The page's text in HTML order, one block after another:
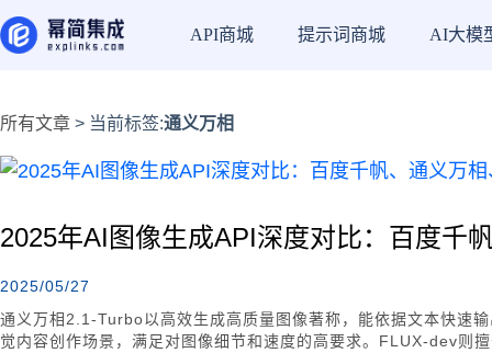
API商城 提示词商城 AI大模
所有文章 > 当前标签:通义万相
2025年AI图像生成API深度对比：百度千
2025/05/27
通义万相2.1-Turbo以高效生成高质量图像著称，能依据文本快速
觉内容创作场景，满足对图像细节和速度的高要求。FLUX-dev则